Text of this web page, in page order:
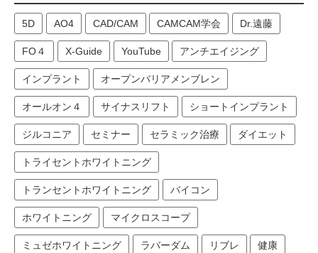
5D AO4 CAD/CAM CAMCAM学会 Dr.遠藤
FO４ X-Guide YouTube アンチエイジング
インプラント オープンバリアメンブレン
オールオン４ サイナスリフト ショートインプラント
ジルコニア セミナー セラミック治療 ダイエット
トライセントホワイトニング
トランセントホワイトニング バイコン
ホワイトニング マイクロスコープ
ミュゼホワイトニング ラバーダム リブレ 健康